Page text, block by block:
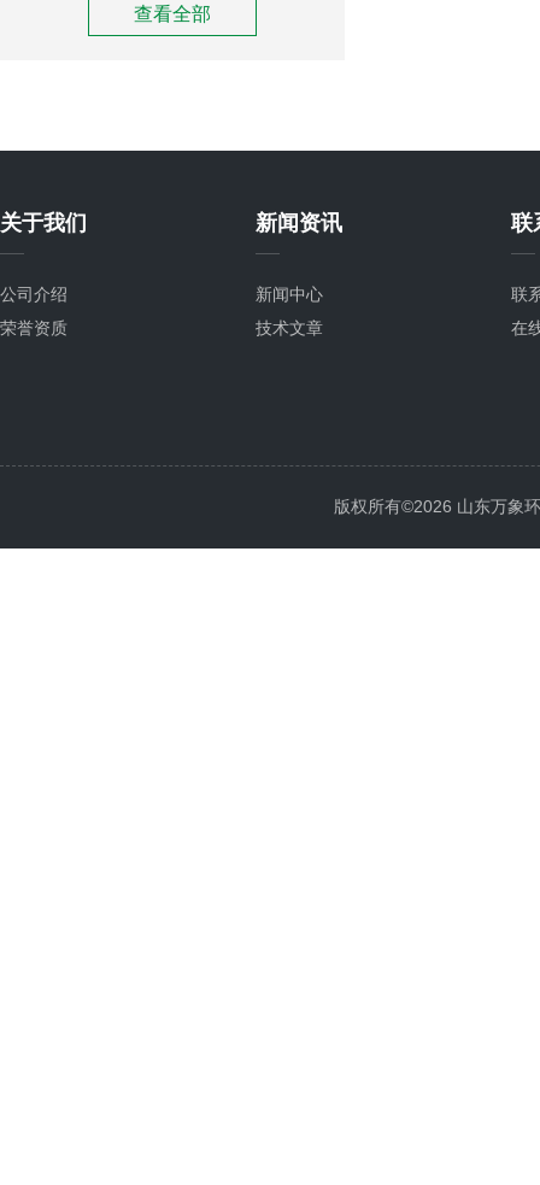
查看全部
关于我们
公司介绍
荣誉资质
新闻资讯
新闻中心
技术文章
联
联
在
版权所有©2026 山东万象